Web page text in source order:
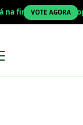
Top Educação
VOTE AGORA